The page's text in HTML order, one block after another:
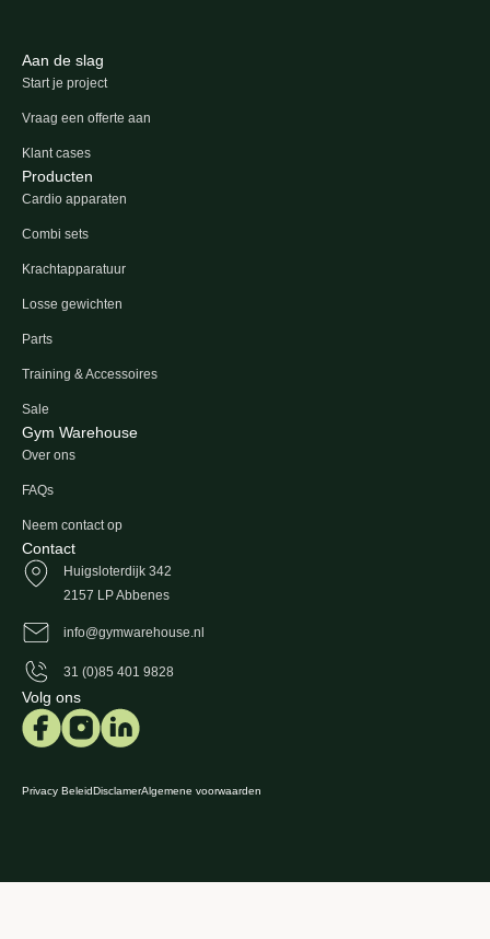
Aan de slag
Start je project
Vraag een offerte aan
Klant cases
Producten
Cardio apparaten
Combi sets
Krachtapparatuur
Losse gewichten
Parts
Training & Accessoires
Sale
Gym Warehouse
Over ons
FAQs
Neem contact op
Contact
Huigsloterdijk 342
2157 LP Abbenes
info@gymwarehouse.nl
31 (0)85 401 9828
Volg ons
Privacy BeleidDisclamerAlgemene voorwaarden